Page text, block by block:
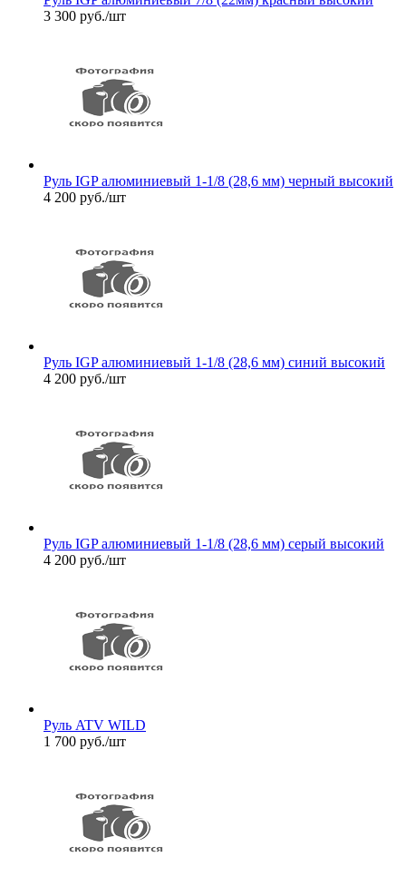
3 300 руб./шт
Руль IGP алюминиевый 1-1/8 (28,6 мм) черный высокий
4 200 руб./шт
Руль IGP алюминиевый 1-1/8 (28,6 мм) синий высокий
4 200 руб./шт
Руль IGP алюминиевый 1-1/8 (28,6 мм) серый высокий
4 200 руб./шт
Руль ATV WILD
1 700 руб./шт